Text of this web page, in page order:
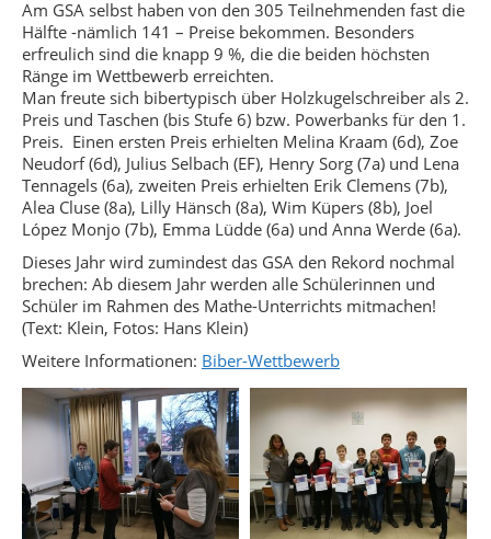
Am GSA selbst haben von den 305 Teilnehmenden fast die
Hälfte -nämlich 141 – Preise bekommen. Besonders
erfreulich sind die knapp 9 %, die die beiden höchsten
Ränge im Wettbewerb erreichten.
Man freute sich bibertypisch über Holzkugelschreiber als 2.
Preis und Taschen (bis Stufe 6) bzw. Powerbanks für den 1.
Preis. Einen ersten Preis erhielten Melina Kraam (6d), Zoe
Neudorf (6d), Julius Selbach (EF), Henry Sorg (7a) und Lena
Tennagels (6a), zweiten Preis erhielten Erik Clemens (7b),
Alea Cluse (8a), Lilly Hänsch (8a), Wim Küpers (8b), Joel
López Monjo (7b), Emma Lüdde (6a) und Anna Werde (6a).
Dieses Jahr wird zumindest das GSA den Rekord nochmal
brechen: Ab diesem Jahr werden alle Schülerinnen und
Schüler im Rahmen des Mathe-Unterrichts mitmachen!
(Text: Klein, Fotos: Hans Klein)
Weitere Informationen: Biber-Wettbewerb